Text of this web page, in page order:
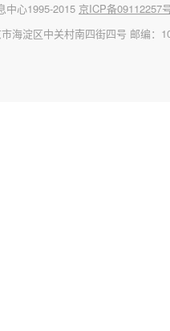
中心1995-2015 京ICP备09112257
海淀区中关村南四街四号 邮编：